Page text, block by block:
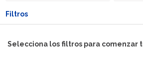
Filtros
Selecciona los filtros para comenzar